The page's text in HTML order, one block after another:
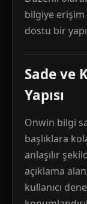
bilgiye erişim
dostu bir
Sade ve
Yapısı
Onwin bilgi
başlıklara
anlaşılır
açıklama
kullanıcı